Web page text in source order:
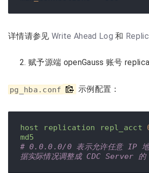
详情请参见 Write Ahead Log 和
赋予源端 openGauss 账号
pg_hba.conf 示例配置：
host replication repl_acct
md5
# 0.0.0.0/0 表示允许任意 IP 地
据实际情况调整成 CDC Server